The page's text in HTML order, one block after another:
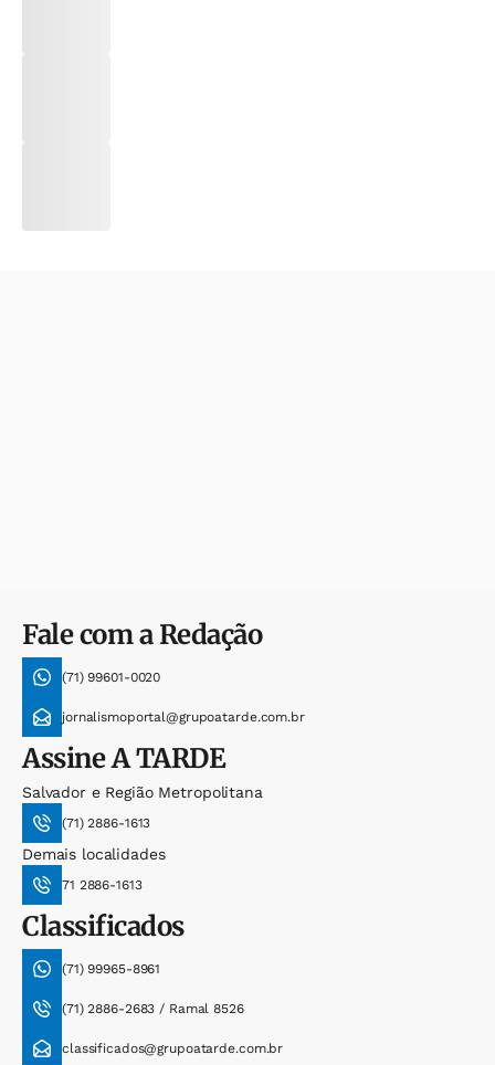
Fale com a Redação
(71) 99601-0020
jornalismoportal@grupoatarde.com.br
AssineA TARDE
Salvador e Região Metropolitana
(71) 2886-1613
Demais localidades
71 2886-1613
Classificados
(71) 99965-8961
(71) 2886-2683 / Ramal 8526
classificados@grupoatarde.com.br